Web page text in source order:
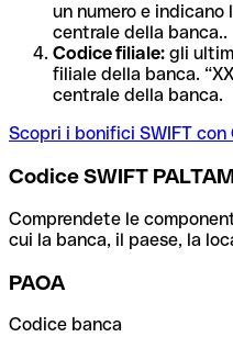
un numero e
centrale della banca..
Codice filiale: gli
filiale della banca.
centrale della banca.
Scopri i bonifici SWIFT con
Codice SWIFT
Comprendete le
cui la banca, il paese, la
PAOA
Codice banca